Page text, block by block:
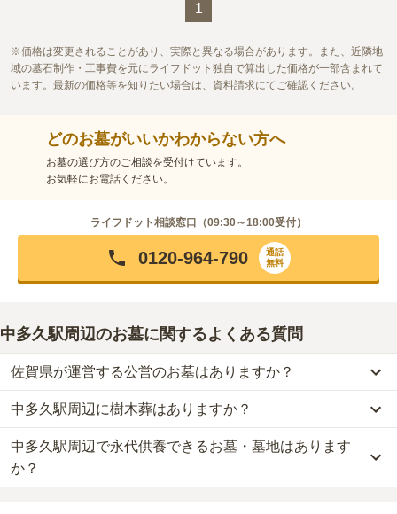
1
価格は変更されることがあり、実際と異なる場合があります。また、近隣地
域の墓石制作・工事費を元にライフドット独自で算出した価格が一部含まれて
います。最新の価格等を知りたい場合は、資料請求にてご確認ください。
どのお墓がいいかわからない方へ
お墓の選び方のご相談を受付けています。
お気軽にお電話ください。
ライフドット相談窓口（09:30～18:00受付）
0120-964-790
通話
無料
中多久駅周辺のお墓に関するよくある質問
佐賀県が運営する公営のお墓はありますか？
中多久駅周辺には、公営の霊園の掲載がありません。
一方で、佐賀県内には、県または市区町村が運営する公営の霊園が
1件あります。
公営霊園は民営の霊園と異なり、契約にあたって応募資格が設けら
中多久駅周辺に樹木葬はありますか？
中多久駅周辺には、樹木葬の掲載がありません。
自然葬をお考えの場合は、海洋散骨もご検討ください。
中多久駅周辺で永代供養できるお墓・墓地はあります
か？